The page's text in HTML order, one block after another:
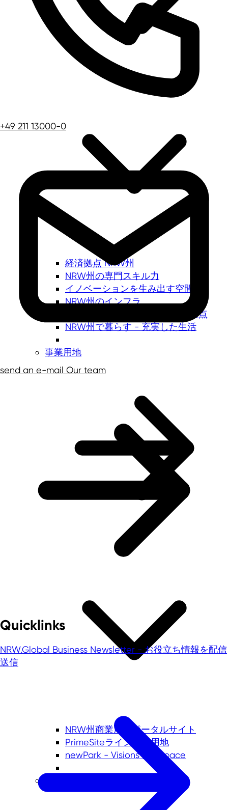
経済拠点 NRW州
NRW州の専門スキル力
イノベーションを生み出す空間
NRW州のインフラ
NRW州: ドイツNo.1の投資立地拠点
NRW州で暮らす - 充実した生活
事業用地
NRW州商業用地ポータルサイト
PrimeSiteライン事業用地
newPark - Visions find space
+49 211 13000-0
send an e-mail Our team
Quicklinks
NRW.Global Business Newsletter - お役立ち情報を配信
送信